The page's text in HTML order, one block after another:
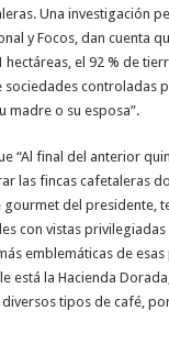
Una investigación
y Focos, dan cuenta
hectáreas, el 92 % de
sociedades controladas
madre o su esposa”.
“Al final del anterior
las fincas cafetaleras
gourmet del presidente,
con vistas privilegiadas
emblemáticas de
está la Hacienda
diversos tipos de café,